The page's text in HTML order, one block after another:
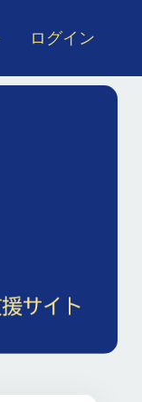
ログイン